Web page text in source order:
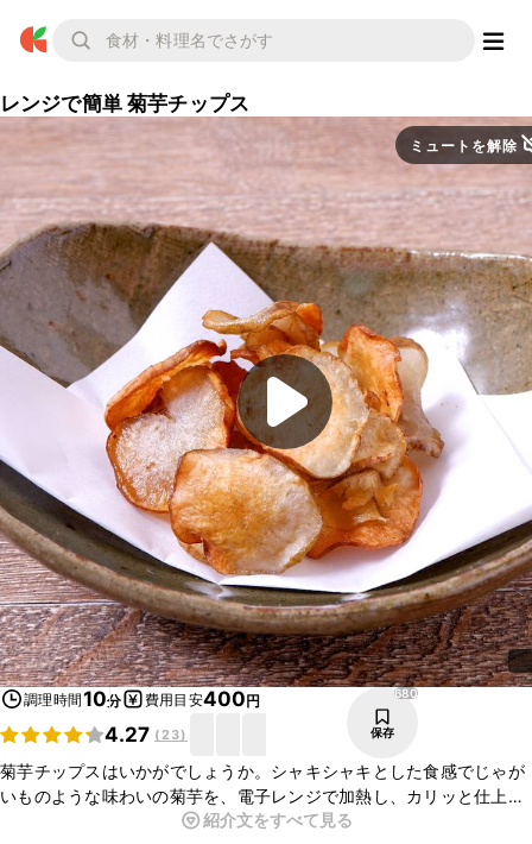
レンジで簡単 菊芋チップス
ミュートを解除
調理時間10分 費用目安400円
4.27 (23)
680
保存
菊芋チップスはいかがでしょうか。シャキシャキとした食感でじゃが
いものような味わいの菊芋を、電子レンジで加熱し、カリッと仕上げ
るとお酒のおつまみや、おやつにぴったりの一品になりますよ。ぜひ
紹介文をすべて見る